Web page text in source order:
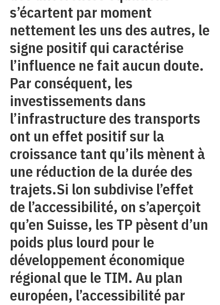
s’écartent par moment
nettement les uns des autres, le
signe positif qui caractérise
l’influence ne fait aucun doute.
Par conséquent, les
investissements dans
l’infrastructure des transports
ont un effet positif sur la
croissance tant qu’ils mènent à
une réduction de la durée des
trajets.Si lon subdivise l’effet
de l’accessibilité, on s’aperçoit
qu’en Suisse, les TP pèsent d’un
poids plus lourd pour le
développement économique
régional que le TIM. Au plan
européen, l’accessibilité par